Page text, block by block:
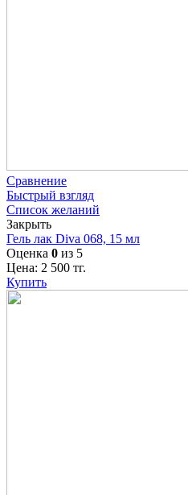
Сравнение
Быстрый взгляд
Список желаний
Закрыть
Гель лак Diva 068, 15 мл
Оценка 0 из 5
Цена: 2 500 тг.
Купить